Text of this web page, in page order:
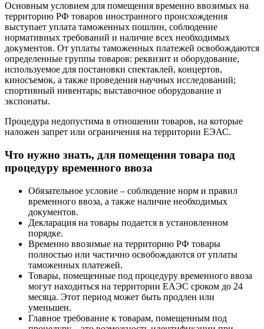
Основным условием для помещения временно ввозимых на
территорию РФ товаров иностранного происхождения
выступает уплата таможенных пошлин, соблюдение
нормативных требований и наличие всех необходимых
документов. От уплаты таможенных платежей освобождаются
определенные группы товаров: реквизит и оборудование,
используемое для постановки спектаклей, концертов,
киносъемок, а также проведения научных исследований;
спортивный инвентарь; выставочное оборудование и
экспонаты.
Процедура недопустима в отношении товаров, на которые
наложен запрет или ограничения на территории ЕЭАС.
Что нужно знать, для помещения товара под
процедуру временного ввоза
Обязательное условие – соблюдение норм и правил
временного ввоза, а также наличие необходимых
документов.
Декларация на товары подается в установленном
порядке.
Временно ввозимые на территорию РФ товары
полностью или частично освобождаются от уплаты
таможенных платежей.
Товары, помещенные под процедуру временного ввоза
могут находиться на территории ЕАЭС сроком до 24
месяца. Этот период может быть продлен или
уменьшен.
Главное требование к товарам, помещенным под